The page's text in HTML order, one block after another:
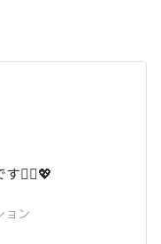
🙆‍♀💖
ョン